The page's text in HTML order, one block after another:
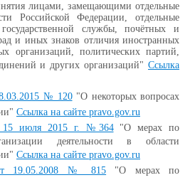
лицами, замещающими отдельные
Российской Федерации, отдельные
службы, почётных и
и иных знаков отличия иностранных
организаций, политических партий,
и других организаций" Ссылка
№ 120"О некоторых вопросах
Ссылка на сайте pravo.gov.ru
15 июля 2015 г. №364"О мерах по
деятельности в области
Ссылка на сайте pravo.gov.ru
19.05.2008 № 815 "О мерах по